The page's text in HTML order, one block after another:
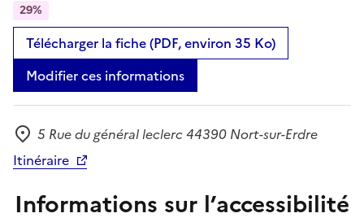
29%
Télécharger la fiche (PDF, environ 35 Ko)
Modifier ces informations
Adresse
5 Rue du général leclerc 44390 Nort-sur-Erdre
Itinéraire
Informations sur l’accessibilité